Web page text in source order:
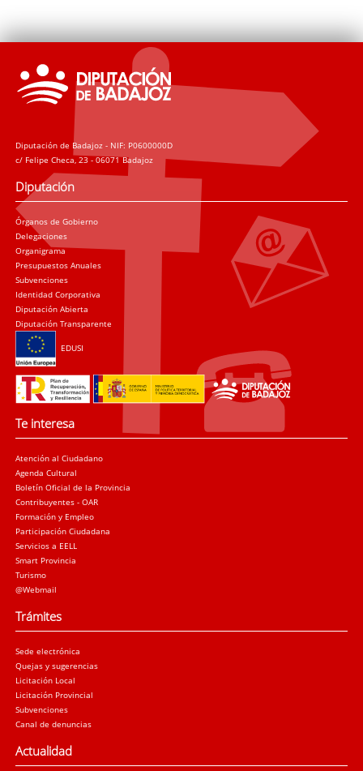
Diputación de Badajoz - NIF: P0600000D
c/ Felipe Checa, 23 - 06071 Badajoz
Diputación
Órganos de Gobierno
Delegaciones
Organigrama
Presupuestos Anuales
Subvenciones
Identidad Corporativa
Diputación Abierta
Diputación Transparente
EDUSI
Te interesa
Atención al Ciudadano
Agenda Cultural
Boletín Oficial de la Provincia
Contribuyentes - OAR
Formación y Empleo
Participación Ciudadana
Servicios a EELL
Smart Provincia
Turismo
@Webmail
Trámites
Sede electrónica
Quejas y sugerencias
Licitación Local
Licitación Provincial
Subvenciones
Canal de denuncias
Actualidad